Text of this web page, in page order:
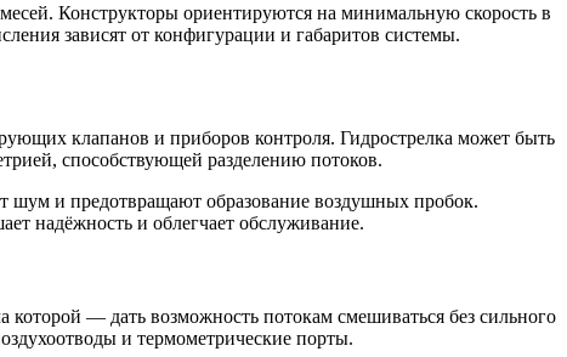
Конструкторы ориентируются на минимальную скорость в
зависят от конфигурации и габаритов системы.
клапанов и приборов контроля. Гидрострелка может быть
способствующей разделению потоков.
шум и предотвращают образование воздушных пробок.
надёжность и облегчает обслуживание.
— дать возможность потокам смешиваться без сильного
и термометрические порты.